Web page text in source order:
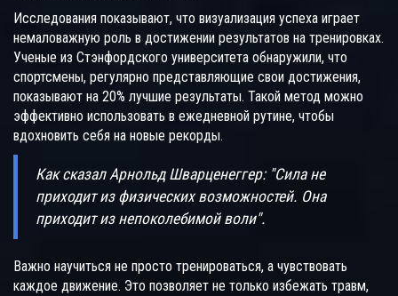
Исследования показывают, что визуализация успеха играет
немаловажную роль в достижении результатов на тренировках.
Ученые из Стэнфордского университета обнаружили, что
спортсмены, регулярно представляющие свои достижения,
показывают на 20% лучшие результаты. Такой метод можно
эффективно использовать в ежедневной рутине, чтобы
вдохновить себя на новые рекорды.
Как сказал Арнольд Шварценеггер: "Сила не
приходит из физических возможностей. Она
приходит из непоколебимой воли".
Важно научиться не просто тренироваться, а чувствовать
каждое движение. Это позволяет не только избежать травм,